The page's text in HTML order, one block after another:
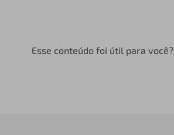
Esse conteúdo foi útil para você?